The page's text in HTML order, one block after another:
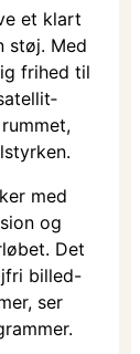
et klart
støj. Med
frihed til
med
og
Det
billed-
ser